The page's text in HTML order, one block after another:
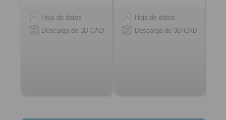
Hoja de datos
Descarga de 3D-CAD
Hoja de datos
Descarga de 3D-CAD